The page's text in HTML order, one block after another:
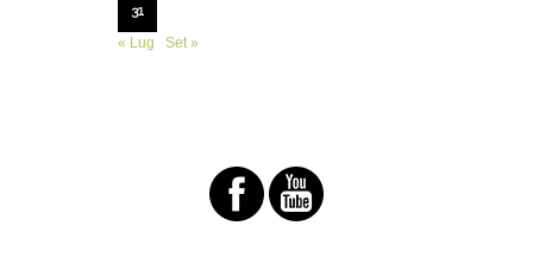
31
« Lug
Set »